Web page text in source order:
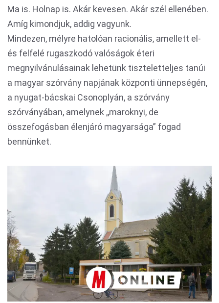
Ma is. Holnap is. Akár kevesen. Akár szél ellenében.
Amíg kimondjuk, addig vagyunk.
Mindezen, mélyre hatolóan racionális, amellett el-
és felfelé rugaszkodó valóságok éteri
megnyilvánulásainak lehetünk tiszteletteljes tanúi
a magyar szórvány napjának központi ünnepségén,
a nyugat-bácskai Csonoplyán, a szórvány
szórványában, amelynek ,,maroknyi, de
összefogásban élenjáró magyarsága” fogad
bennünket.